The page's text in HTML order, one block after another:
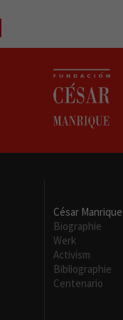
César Manrique
Biographie
Werk
Activism
Bibliographie
Centenario